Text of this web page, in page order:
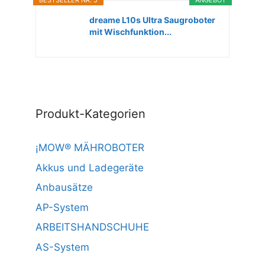
dreame L10s Ultra Saugroboter
mit Wischfunktion...
Produkt-Kategorien
¡MOW® MÄHROBOTER
Akkus und Ladegeräte
Anbausätze
AP-System
ARBEITSHANDSCHUHE
AS-System